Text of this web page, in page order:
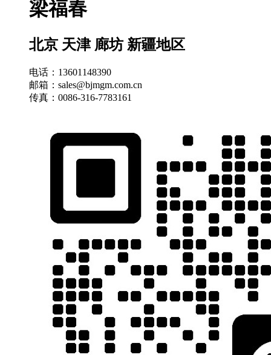
梁福春
北京 天津 廊坊 新疆地区
电话：13601148390
邮箱：sales@bjmgm.com.cn
传真：0086-316-7783161